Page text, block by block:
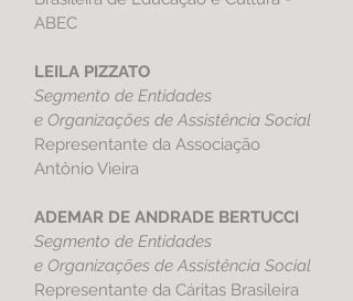
ABEC
LEILA PIZZATO
Segmento de Entidades
e Organizações de Assistência Social
Representante da Associação
Antônio Vieira
ADEMAR DE ANDRADE BERTUCCI
Segmento de Entidades
e Organizações de Assistência Social
Representante da Cáritas Brasileira